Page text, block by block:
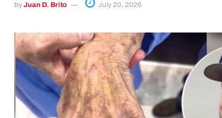
byJuan D. Brito July 20, 2026